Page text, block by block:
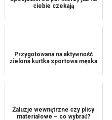
ciebie czekają
Przygotowana na aktywność
zielona kurtka sportowa męska
Żaluzje wewnętrzne czy plisy
materiałowe – co wybrać?